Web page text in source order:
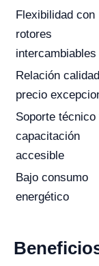
Flexibilidad con
rotores
intercambiables
Relación
precio
Soporte técnico
capacitación
accesible
Bajo consumo
energético